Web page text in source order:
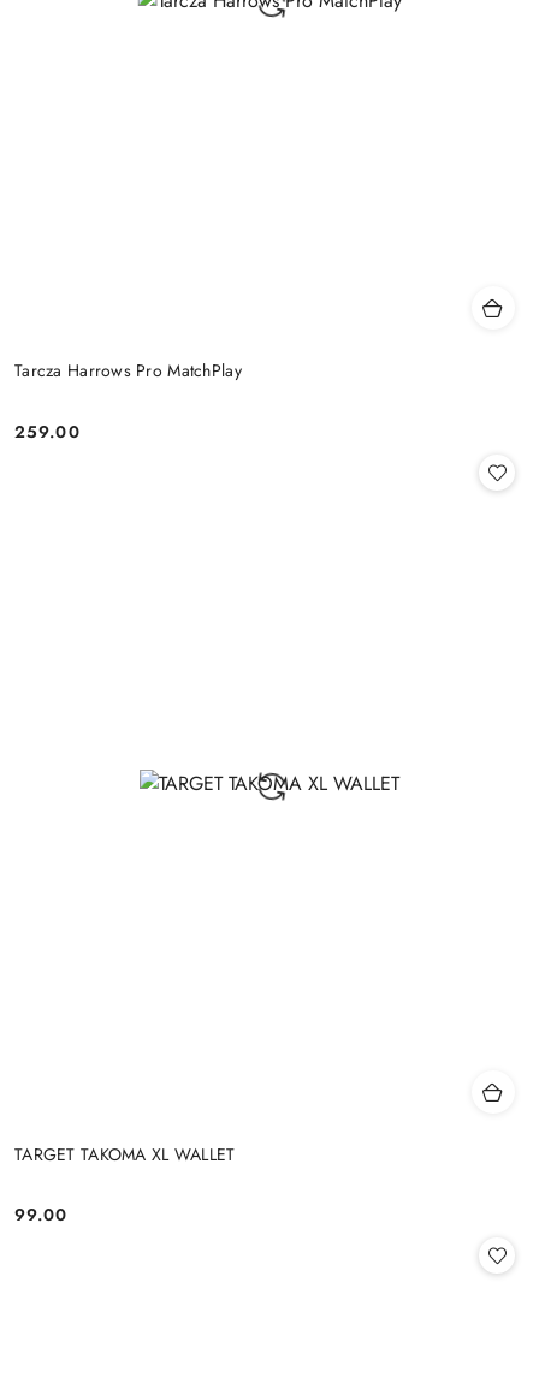
Tarcza Harrows Pro MatchPlay
Cena:
259.00
TARGET TAKOMA XL WALLET
Cena:
99.00